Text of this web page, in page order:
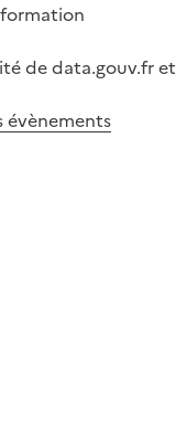
de data.gouv.fr
évènements